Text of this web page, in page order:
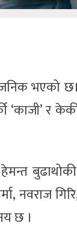
भएको छ।
‘काजी’ र
नवराज
छ ।